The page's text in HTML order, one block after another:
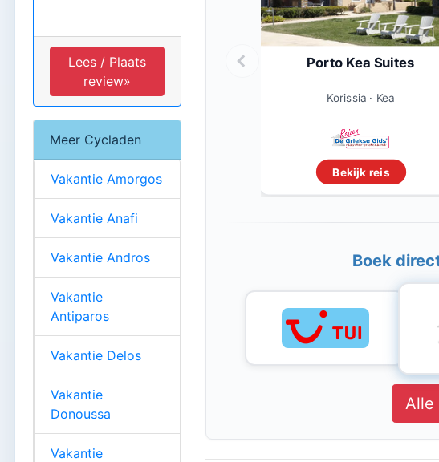
Porto Kea Suites
Korissia · Kea
Bekijk reis
Boek
Alle
Lees / Plaats
review»
Meer Cycladen
Vakantie Amorgos
Vakantie Anafi
Vakantie Andros
Vakantie
Antiparos
Vakantie Delos
Vakantie
Donoussa
Vakantie